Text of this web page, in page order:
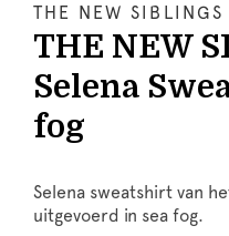
THE NEW SIBLINGS
THE NEW
Selena
fog
Selena sweatshirt van
uitgevoerd in sea fog.